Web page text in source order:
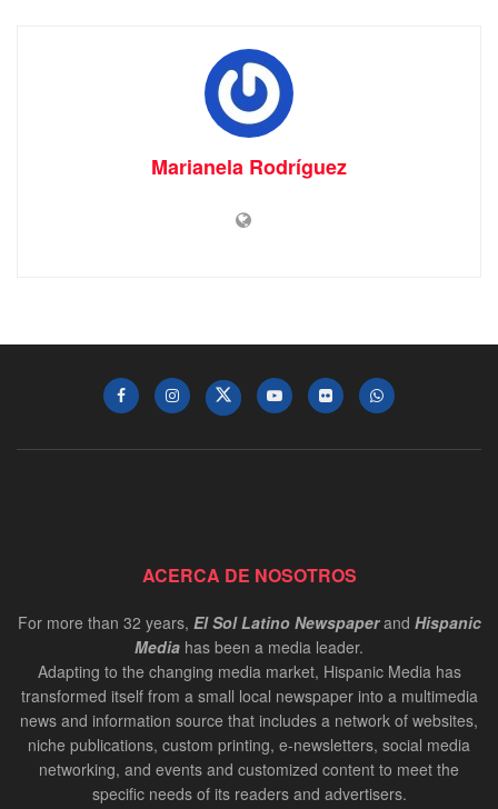
Marianela Rodríguez
ACERCA DE NOSOTROS
For more than 32 years, El Sol Latino Newspaperand Hispanic
Media has been a media leader.
Adapting to the changing media market, Hispanic Media has
transformed itself from a small local newspaper into a multimedia
news and information source that includes a network of websites,
niche publications, custom printing, e-newsletters, social media
networking, and events and customized content to meet the
specific needs of its readers and advertisers.